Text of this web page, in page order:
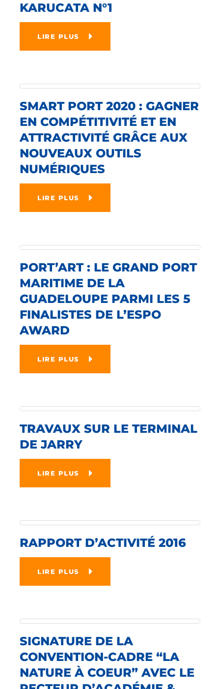
KARUCATA N°1
LIRE PLUS
SMART PORT 2020 : GAGNER
EN COMPÉTITIVITÉ ET EN
ATTRACTIVITÉ GRÂCE AUX
NOUVEAUX OUTILS
NUMÉRIQUES
LIRE PLUS
PORT’ART : LE GRAND PORT
MARITIME DE LA
GUADELOUPE PARMI LES 5
FINALISTES DE L’ESPO
AWARD
LIRE PLUS
TRAVAUX SUR LE TERMINAL
DE JARRY
LIRE PLUS
RAPPORT D’ACTIVITÉ 2016
LIRE PLUS
SIGNATURE DE LA
CONVENTION-CADRE “LA
NATURE À COEUR” AVEC LE